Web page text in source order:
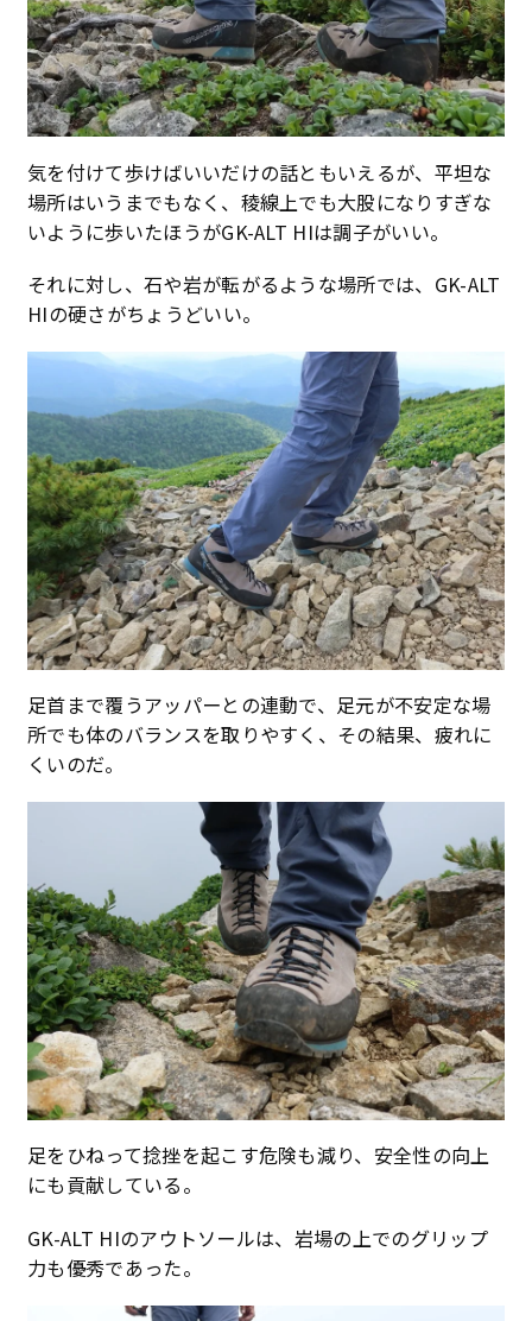
気を付けて歩けばいいだけの話ともいえるが、平坦な
場所はいうまでもなく、稜線上でも大股になりすぎな
いように歩いたほうがGK-ALT HIは調子がいい。
それに対し、石や岩が転がるような場所では、GK-ALT
HIの硬さがちょうどいい。
足首まで覆うアッパーとの連動で、足元が不安定な場
所でも体のバランスを取りやすく、その結果、疲れに
くいのだ。
足をひねって捻挫を起こす危険も減り、安全性の向上
にも貢献している。
GK-ALT HIのアウトソールは、岩場の上でのグリップ
力も優秀であった。